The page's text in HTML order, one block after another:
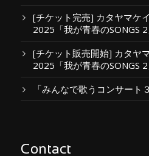
[チケット完売] カタヤマケ
2025「我が青春のSONGS 2
[チケット販売開始] カタヤ
2025「我が青春のSONGS 2
「みんなで歌うコンサート３
Contact